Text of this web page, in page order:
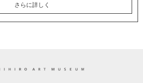
さらに詳しく